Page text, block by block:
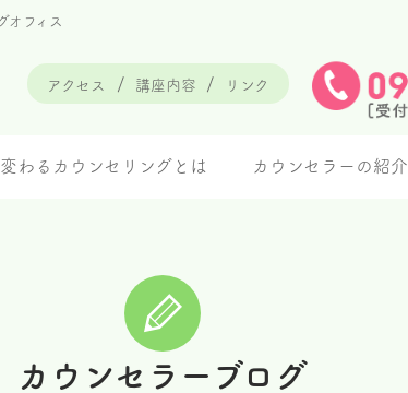
オフィス
アクセス 講座内容 リンク
わるカウンセリングとは カウンセラーの紹介
カウンセラーブログ